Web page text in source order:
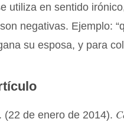
utiliza en sentido
negativas. Ejemplo:
su esposa, y para
(22 de enero de 2014).